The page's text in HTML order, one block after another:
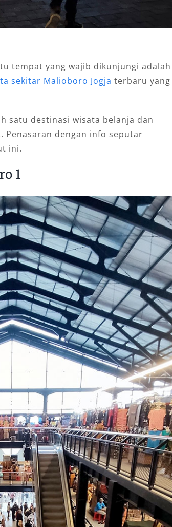
tempat yang wajib dikunjungi adalah
sekitar Malioboro Jogja terbaru yang
satu destinasi wisata belanja dan
Penasaran dengan info seputar
ini.
1